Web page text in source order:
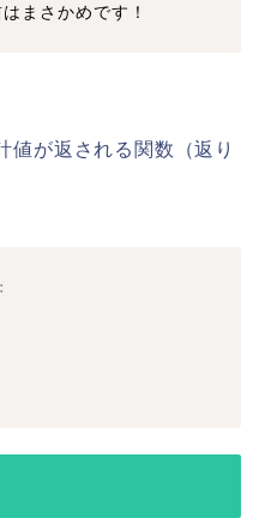
まさかめです！
が返される関数（返り
: